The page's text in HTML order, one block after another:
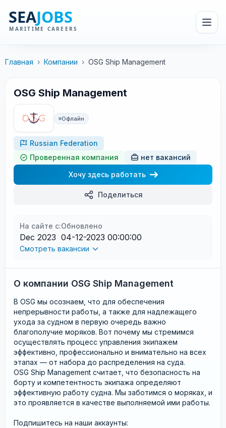
Главная › Компании › OSG Ship Management
OSG Ship Management
Офлайн
Russian Federation
Проверенная компания
нет вакансий
Хочу здесь работать
Поделиться
На сайте с:
Dec 2023
Обновлено
04-12-2023 00:00:00
Смотреть вакансии
О компании OSG Ship Management
В OSG мы осознаем, что для обеспечения
непрерывности работы, а также для надлежащего
ухода за судном в первую очередь важно
благополучие моряков. Вот почему мы стремимся
осуществлять процесс управления экипажем
эффективно, профессионально и внимательно на всех
этапах — от набора до распределения на суда.
OSG Ship Management считает, что безопасность на
борту и компетентность экипажа определяют
эффективную работу судна. Мы заботимся о моряках, и
это проявляется в качестве выполняемой ими работы.
Подпишитесь на наши аккаунты: